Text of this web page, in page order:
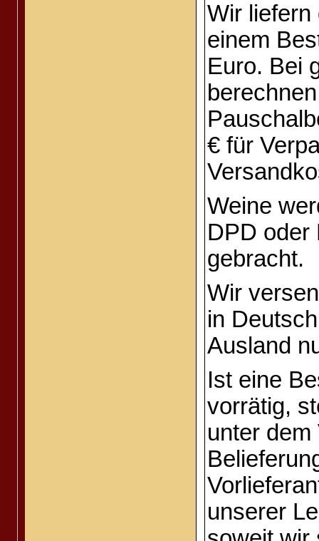
Wir liefern
einem
Euro. Bei
€ für
Weine
DPD oder
gebracht.
Wir
in
Ausland
Ist eine
vorrätig,
unter dem
unserer